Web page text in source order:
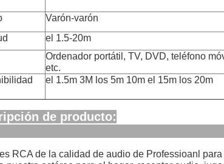
Varón-varón
el 1.5-20m
Ordenador portátil, TV, DVD, teléfono
etc.
el 1.5m 3M los 5m 10m el 15m los 20m
de producto:
RCA de la calidad de audio de Professioanl